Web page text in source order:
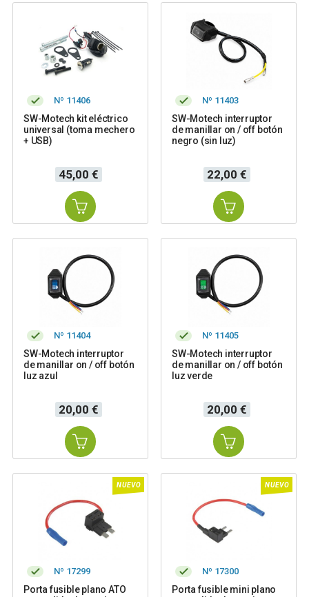
Nº 11406
SW-Motech kit eléctrico
universal (toma mechero
+ USB)
Precio
45,00 €
Nº 11403
SW-Motech interruptor
de manillar on / off botón
negro (sin luz)
Precio
22,00 €
Nº 11404
SW-Motech interruptor
de manillar on / off botón
luz azul
Precio
20,00 €
Nº 11405
SW-Motech interruptor
de manillar on / off botón
luz verde
Precio
20,00 €
NUEVO
Nº 17299
Porta fusible plano ATO
NUEVO
Nº 17300
Porta fusible mini plano